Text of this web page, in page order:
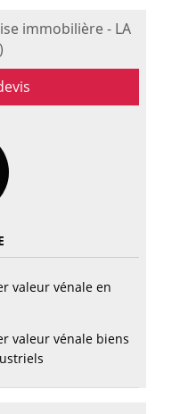
immobilière - LA
valeur vénale en
valeur vénale biens